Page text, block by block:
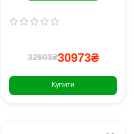
32603₴30973₴
Купити